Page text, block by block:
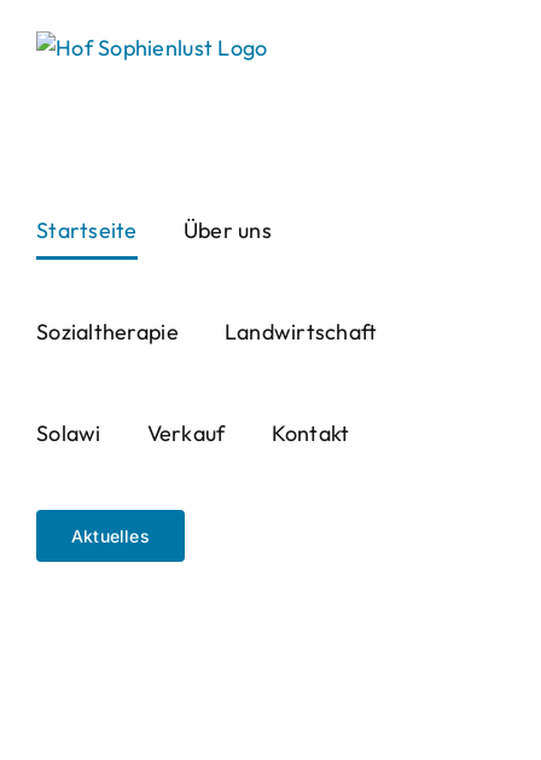
Startseite Über uns
Sozialtherapie Landwirtschaft
Solawi Verkauf Kontakt
Aktuelles